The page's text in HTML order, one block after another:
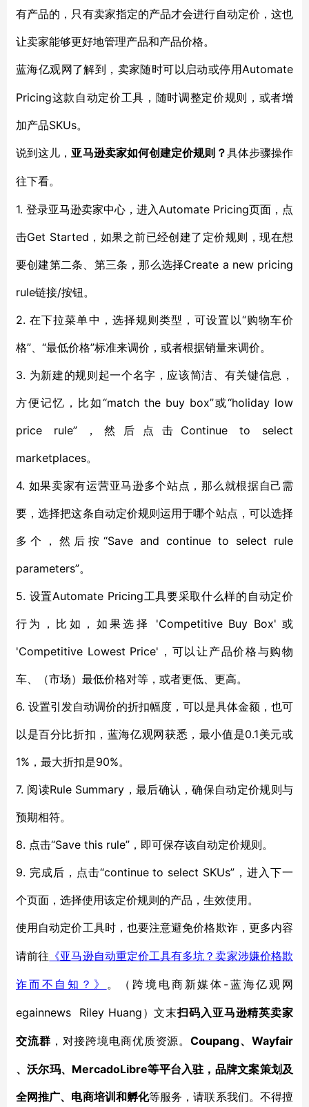
有产品的，只有卖家指定的产品才会进行自动定价，这也
让卖家能够更好地管理产品和产品价格。
蓝海亿观网了解到，卖家随时可以启动或停用Automate
Pricing这款自动定价工具，随时调整定价规则，或者增
加产品SKUs。
说到这儿， 亚马逊卖家如何创建定价规则？具体步骤操作
往下看。
1. 登录亚马逊卖家中心，进入Automate Pricing页面，点
击Get Started，如果之前已经创建了定价规则，现在想
要创建第二条、第三条，那么选择Create a new pricing
rule链接/按钮。
2. 在下拉菜单中，选择规则类型，可设置以“购物车价
格”、“最低价格”标准来调价，或者根据销量来调价。
3. 为新建的规则起一个名字，应该简洁、有关键信息，
方便记忆，比如“match the buy box”或“holiday low
price rule”，然后点击Continue to select
marketplaces。
4. 如果卖家有运营亚马逊多个站点，那么就根据自己需
要，选择把这条自动定价规则运用于哪个站点，可以选择
多个，然后按“Save and continue to select rule
parameters”。
5. 设置Automate Pricing工具要采取什么样的自动定价
行为，比如，如果选择 'Competitive Buy Box' 或
'Competitive Lowest Price'，可以让产品价格与购物
车、（市场）最低价格对等，或者更低、更高。
6. 设置引发自动调价的折扣幅度，可以是具体金额，也可
以是百分比折扣，蓝海亿观网获悉，最小值是0.1美元或
1%，最大折扣是90%。
7. 阅读Rule Summary，最后确认，确保自动定价规则与
预期相符。
8. 点击“Save this rule”，即可保存该自动定价规则。
9. 完成后，点击“continue to select SKUs”，进入下一
个页面，选择使用该定价规则的产品，生效使用。
使用自动定价工具时，也要注意避免价格欺诈，更多内容
请前往 《亚马逊自动重定价工具有多坑？卖家涉嫌价格欺
诈而不自知？》 。 （跨境电商新媒体 -蓝海亿观网
egainnews Riley Huang ）文末扫码入亚马逊精英卖家
交流群 ，对接跨境电商优质资源。Coupang、Wayfair
、沃尔玛、MercadoLibre等平台入驻，品牌文案策划及
全网推广、电商培训和孵化等服务，请联系我们。不得擅